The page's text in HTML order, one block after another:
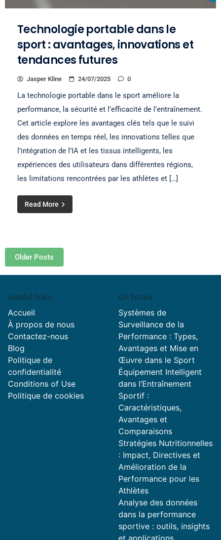
Technologie portable dans le
sport : avantages, innovations et
tendances futures
Jasper Kline 24/07/2025 0
La technologie portable dans le sport améliore la
performance, la sécurité et l’efficacité de l’entraînement.
Cet article explore les avantages clés tels que le suivi
des données en temps réel, les innovations telles que
l’intégration de l’IA et les tissus intelligents, les
expériences des utilisateurs dans différentes régions,
les limitations rencontrées par les athlètes et […]
Read More
Posts navigation
Older Posts
Useful links
Accueil
À propos de nous
Contactez-nous
Blog
Politique de
confidentialité
Conditions of Use
Politique de cookies
On focus
Systèmes de
Surveillance de la
Performance : Types,
Avantages et Mise en
Œuvre dans le Sport
Équipement Intelligent
dans l’Entraînement
Sportif :
Caractéristiques,
Avantages et
Comparaisons
Stratégies Nutritionnelles
: Impact, Directives et
Amélioration de la
Performance pour les
Athlètes
Analyse des données
dans la performance
sportive : outils, insights
et applications